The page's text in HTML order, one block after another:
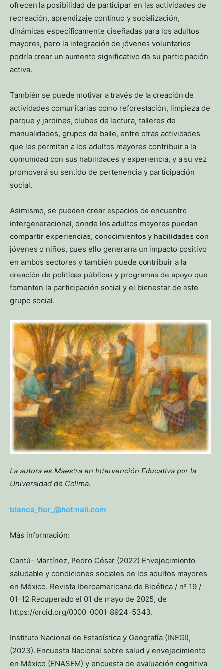
ofrecen la posibilidad de participar en las actividades de
recreación, aprendizaje continuo y socialización,
dinámicas específicamente diseñadas para los adultos
mayores, pero la integración de jóvenes voluntarios
podría crear un aumento significativo de su participación
activa.
También se puede motivar a través de la creación de
actividades comunitarias como reforestación, limpieza de
parque y jardines, clubes de lectura, talleres de
manualidades, grupos de baile, entre otras actividades
que les permitan a los adultos mayores contribuir a la
comunidad con sus habilidades y experiencia, y a su vez
promoverá su sentido de pertenencia y participación
social.
Asimismo, se pueden crear espacios de encuentro
intergeneracional, donde los adultos mayores puedan
compartir experiencias, conocimientos y habilidades con
jóvenes o niños, pues ello generaría un impacto positivo
en ambos sectores y también puede contribuir a la
creación de políticas públicas y programas de apoyo que
fomenten la participación social y el bienestar de este
grupo social.
La autora es Maestra en Intervención Educativa por la
Universidad de Colima.
blanca_flor_@hotmail.com
Más información:
Cantú- Martínez, Pedro César (2022) Envejecimiento
saludable y condiciones sociales de los adultos mayores
en México. Revista Iberoamericana de Bioética / nº 19 /
01-12 Recuperado el 01 de mayo de 2025, de
https://orcid.org/0000-0001-8924-5343.
Instituto Nacional de Estadística y Geografía (INEGI),
(2023). Encuesta Nacional sobre salud y envejecimiento
en México (ENASEM) y encuesta de evaluación cognitiva